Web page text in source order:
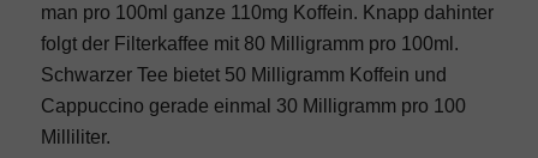
man pro 100ml ganze 110mg Koffein. Knapp dahinter
folgt der Filterkaffee mit 80 Milligramm pro 100ml.
Schwarzer Tee bietet 50 Milligramm Koffein und
Cappuccino gerade einmal 30 Milligramm pro 100
Milliliter.